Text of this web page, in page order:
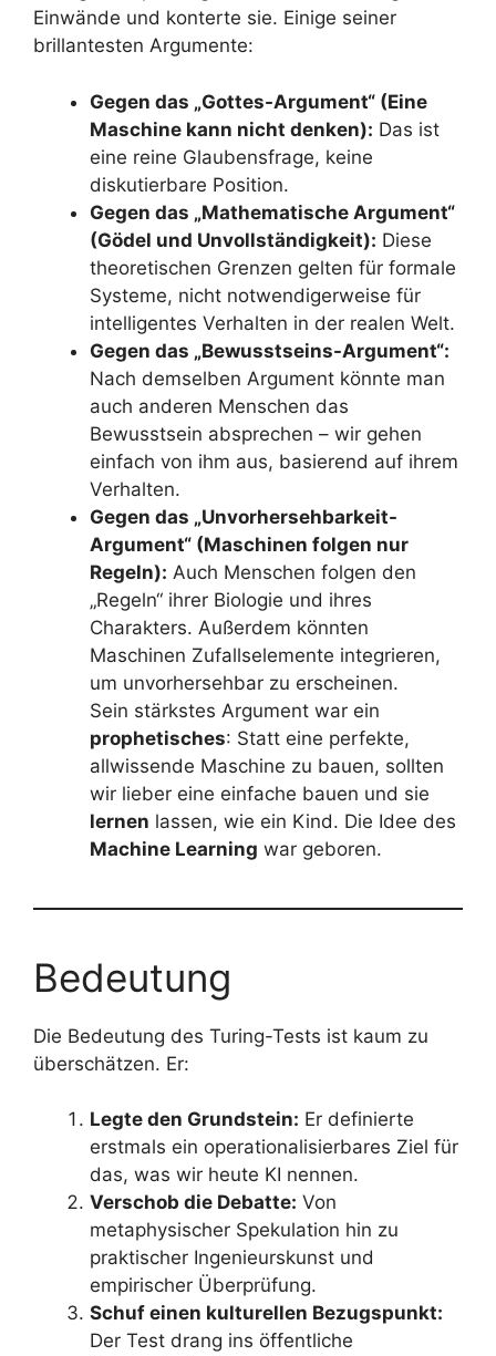
Einwände und konterte sie. Einige seiner
brillantesten Argumente:
Gegen das „Gottes-Argument“ (Eine
Maschine kann nicht denken): Das ist
eine reine Glaubensfrage, keine
diskutierbare Position.
Gegen das „Mathematische Argument“
(Gödel und Unvollständigkeit): Diese
theoretischen Grenzen gelten für formale
Systeme, nicht notwendigerweise für
intelligentes Verhalten in der realen Welt.
Gegen das „Bewusstseins-Argument“:
Nach demselben Argument könnte man
auch anderen Menschen das
Bewusstsein absprechen – wir gehen
einfach von ihm aus, basierend auf ihrem
Verhalten.
Gegen das „Unvorhersehbarkeit-
Argument“ (Maschinen folgen nur
Regeln): Auch Menschen folgen den
„Regeln“ ihrer Biologie und ihres
Charakters. Außerdem könnten
Maschinen Zufallselemente integrieren,
um unvorhersehbar zu erscheinen.
Sein stärkstes Argument war ein
prophetisches: Statt eine perfekte,
allwissende Maschine zu bauen, sollten
wir lieber eine einfache bauen und sie
lernen lassen, wie ein Kind. Die Idee des
Machine Learning war geboren.
Bedeutung
Die Bedeutung des Turing-Tests ist kaum zu
überschätzen. Er:
Legte den Grundstein: Er definierte
erstmals ein operationalisierbares Ziel für
das, was wir heute KI nennen.
Verschob die Debatte: Von
metaphysischer Spekulation hin zu
praktischer Ingenieurskunst und
empirischer Überprüfung.
Schuf einen kulturellen Bezugspunkt:
Der Test drang ins öffentliche